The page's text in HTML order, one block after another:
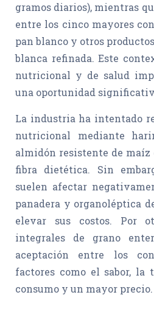
gramos diarios), mientras
entre los cinco mayores
pan blanco y otros
blanca refinada. Este
nutricional y de salud
una oportunidad
La industria ha intentado
nutricional mediante
almidón resistente de maíz
fibra dietética. Sin
suelen afectar
panadera y organoléptica
elevar sus costos. Por
integrales de grano
aceptación entre los
factores como el sabor, la
consumo y un mayor precio.